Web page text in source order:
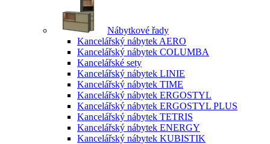
Nábytkové řady
Kancelářský nábytek AERO
Kancelářský nábytek COLUMBA
Kancelářské sety
Kancelářský nábytek LINIE
Kancelářský nábytek TIME
Kancelářský nábytek ERGOSTYL
Kancelářský nábytek ERGOSTYL PLUS
Kancelářský nábytek TETRIS
Kancelářský nábytek ENERGY
Kancelářský nábytek KUBISTIK